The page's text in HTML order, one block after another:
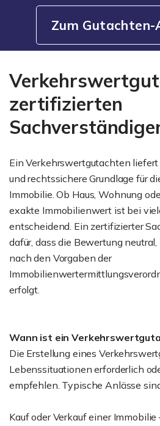
Zum Gutachten-
zertifizierten
Ein Verkehrswertgutachten
und rechtssichere Grundlage für
Immobilie. Ob Haus, Wohnung
exakte Immobilienwert ist bei
entscheidend. Ein zertifizierter
dafür, dass die Bewertung
nach den Vorgaben der
erfolgt.
Wann ist ein
Die Erstellung eines
Lebenssituationen erforderlich
empfehlen. Typische Anlässe
Kauf oder Verkauf einer